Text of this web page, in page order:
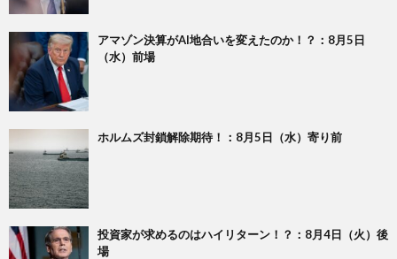
アマゾン決算がAI地合いを変えたのか！？：8月5日
（水）前場
ホルムズ封鎖解除期待！：8月5日（水）寄り前
投資家が求めるのはハイリターン！？：8月4日（火）後
場